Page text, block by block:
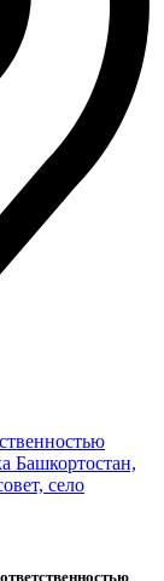
Башкортостан,
село